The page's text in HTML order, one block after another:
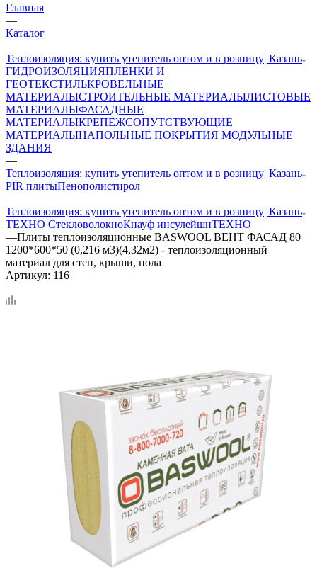
Главная
—
Каталог
—
Теплоизоляция: купить утепитель оптом и в розницу| Казань
ГИДРОИЗОЛЯЦИЯПЛЕНКИ И
ГЕОТЕКСТИЛЬКРОВЕЛЬНЫЕ
МАТЕРИАЛЫСТРОИТЕЛЬНЫЕ МАТЕРИАЛЫЛИСТОВЫЕ
МАТЕРИАЛЫФАСАДНЫЕ
МАТЕРИАЛЫКРЕПЕЖСОПУТСТВУЮЩИЕ
МАТЕРИАЛЫНАПОЛЬНЫЕ ПОКРЫТИЯ МОДУЛЬНЫЕ
ЗДАНИЯ
—
Теплоизоляция: купить утепитель оптом и в розницу| Казань
PIR плитыПенополистирол
—
Теплоизоляция: купить утепитель оптом и в розницу| Казань
ТЕХНО СтекловолокноКнауф инсулейшнТЕХНО
—Плиты теплоизоляционные BASWOOL ВЕНТ ФАСАД 80
1200*600*50 (0,216 м3)(4,32м2) - теплоизоляционный
материал для стен, крыши, пола
Артикул: 116